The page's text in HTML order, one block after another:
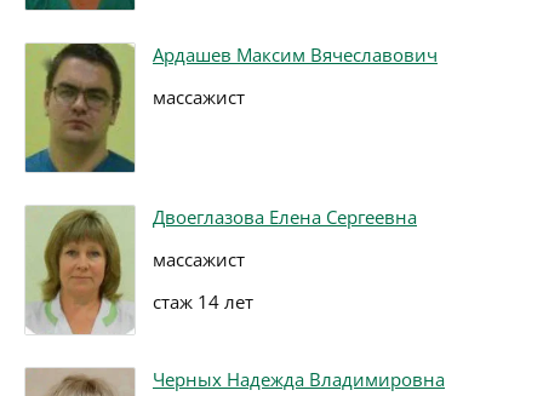
Ардашев Максим Вячеславович
массажист
Двоеглазова Елена Сергеевна
массажист
стаж 14 лет
Черных Надежда Владимировна